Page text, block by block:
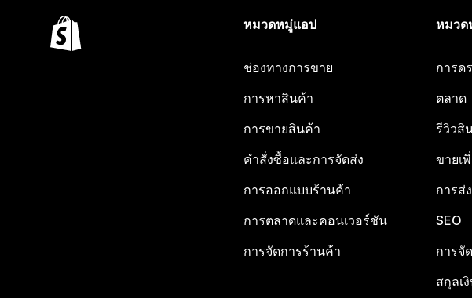
หมวดหมู่แอป
ช่องทางการขาย
การหาสินค้า
การขายสินค้า
คำสั่งซื้อและการจัดส่ง
การออกแบบร้านค้า
การตลาดและคอนเวอร์ชัน
การจัดการร้านค้า
หมวด
การด
ตลาด
รีวิวสิ
ขายเ
การส่
SEO
การจั
สกุลเ